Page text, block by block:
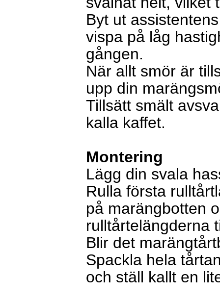
Byt ut
vispa på låg
gången.
När allt smör är
upp din
Tillsätt smält
kalla kaffet.
Montering
Lägg din svala
Rulla första
på marängbotten
rulltårtelängderna
Blir det
Spackla hela
och ställ kallt en